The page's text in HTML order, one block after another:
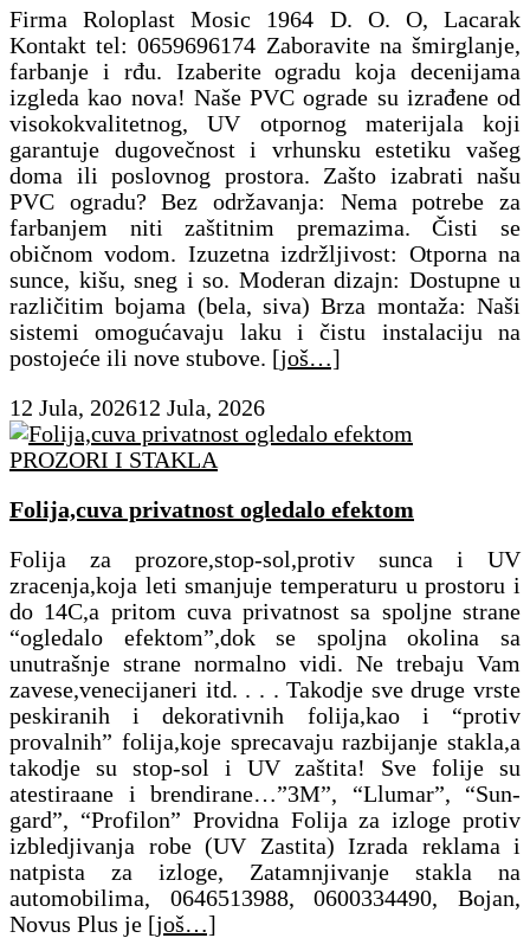
Firma Roloplast Mosic 1964 D. O. O, Lacarak
Kontakt tel: 0659696174 Zaboravite na šmirglanje,
farbanje i rđu. Izaberite ogradu koja decenijama
izgleda kao nova! ​Naše PVC ograde su izrađene od
visokokvalitetnog, UV otpornog materijala koji
garantuje dugovečnost i vrhunsku estetiku vašeg
doma ili poslovnog prostora. Zašto izabrati našu
PVC ogradu? ​Bez održavanja: Nema potrebe za
farbanjem niti zaštitnim premazima. Čisti se
običnom vodom. ​Izuzetna izdržljivost: Otporna na
sunce, kišu, sneg i so. ​Moderan dizajn: Dostupne u
različitim bojama (bela, siva) ​Brza montaža: Naši
sistemi omogućavaju laku i čistu instalaciju na
postojeće ili nove stubove. [još…]
12 Jula, 202612 Jula, 2026
PROZORI I STAKLA
Folija,cuva privatnost ogledalo efektom
Folija za prozore,stop-sol,protiv sunca i UV
zracenja,koja leti smanjuje temperaturu u prostoru i
do 14C,a pritom cuva privatnost sa spoljne strane
“ogledalo efektom”,dok se spoljna okolina sa
unutrašnje strane normalno vidi. Ne trebaju Vam
zavese,venecijaneri itd. . . . Takodje sve druge vrste
peskiranih i dekorativnih folija,kao i “protiv
provalnih” folija,koje sprecavaju razbijanje stakla,a
takodje su stop-sol i UV zaštita! Sve folije su
atestiraane i brendirane…”3M”, “Llumar”, “Sun-
gard”, “Profilon” Providna Folija za izloge protiv
izbledjivanja robe (UV Zastita) Izrada reklama i
natpista za izloge, Zatamnjivanje stakla na
automobilima, 0646513988, 0600334490, Bojan,
Novus Plus je [još…]